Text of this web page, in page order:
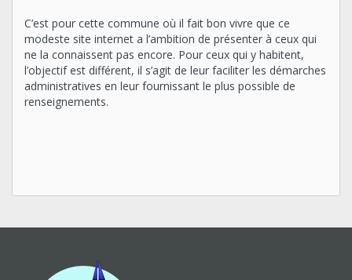
C’est pour cette commune où il fait bon vivre que ce
modeste site internet a l’ambition de présenter à ceux qui
ne la connaissent pas encore. Pour ceux qui y habitent,
l’objectif est différent, il s’agit de leur faciliter les démarches
administratives en leur fournissant le plus possible de
renseignements.